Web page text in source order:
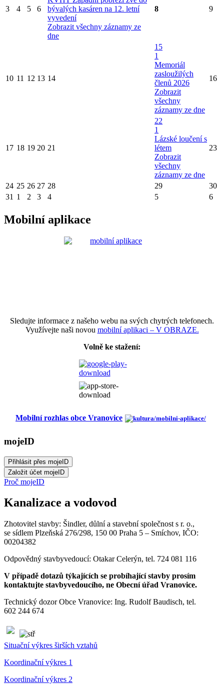
3 4 5 6
bývalých kasáren na 12. letní
vyvedení
Zobrazit všechny záznamy ze
dne
8 9
10 11 12 13 14
15
1
Memoriál
zasloužilých
členů 2026
Zobrazit
všechny
záznamy ze dne
16
17 18 19 20 21
22
1
Lázské loučení s
létem
Zobrazit
všechny
záznamy ze dne
23
24 25 26 27 28 29
30
31 1 2 3 4 5 6
Mobilní aplikace
Sledujte informace z našeho webu na svých chytrých telefonech.
Využívejte naši novou mobilní aplikaci – V OBRAZE.
Volně ke stažení:
Mobilní rozhlas obce Vranovice
mojeID
Proč mojeID
Kanalizace a vodovod
Zhotovitel stavby: Šindler, důlní a stavební společnost s r. o.,
se sídlem Plzeňská 276/298, 150 00 Praha 5 – Smíchov, IČO:
00204382
Odpovědný stavbyvedoucí: Otakar Celerýn, tel. 724 081 116
V případě dotazů týkajících se probíhající stavby prosím
kontaktujte stavbyvedoucího, ne Obecní úřad Vranovice.
Technický dozor Obce Vranovice: Ing. Rudolf Baudisch, tel.
602 244 674
Situační výkres širších vztahů
Koordinační výkres 1
Koordinační výkres 2